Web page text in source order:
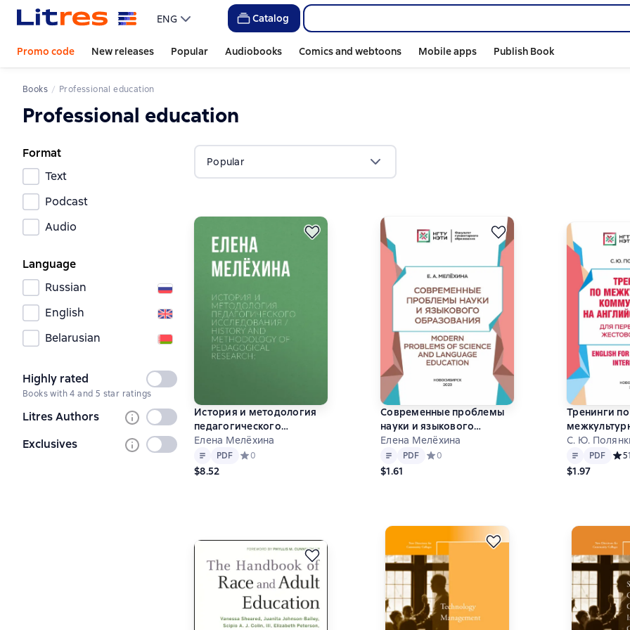
ENG Catalog
Promo code New releases Popular Audiobooks Comics and webtoons Mobile apps Publish Book
Books Professional education
Professional education
Format
Text
Podcast
Audio
Language
Russian
English
Belarusian
Highly rated
Not
selected
Books with 4 and 5 star ratings
Litres Authors
Not
selected
Exclusives
Not
Popular
История и методология
педагогического
исследования / History
and Methodology of
Pedagogical Research:
Елена Мелёхина
Text PDF
PDF Средний рейтинг 0 на основе 0 оценок
0
$8.52
Современные проблемы
науки и языкового
образования / Modern
Problems of Science and
Language Education
Елена Мелёхина
Text PDF
PDF Средний рейтинг 0 на основе 0 оценок
0
$1.61
Тренинги по
английском
С. Ю.
Text PDF
PDF 51
$1.97